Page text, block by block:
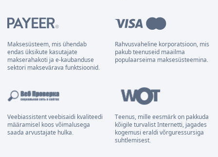
Maksesüsteem, mis ühendab
endas üksikute kasutajate
makserahakoti ja e-kaubanduse
sektori maksevärava funktsioonid.
Rahvusvaheline korporatsioon, mis
pakub teenuseid maailma
populaarseima maksesüsteemina.
Veebiassistent veebisaidi kvaliteedi
määramisel koos võimalusega
saada arvustajate hulka.
Teenus, mille eesmärk on pakkuda
kõigile turvalist Internetti, jagades
kogemusi eraldi võrguressursiga
suhtlemisest.